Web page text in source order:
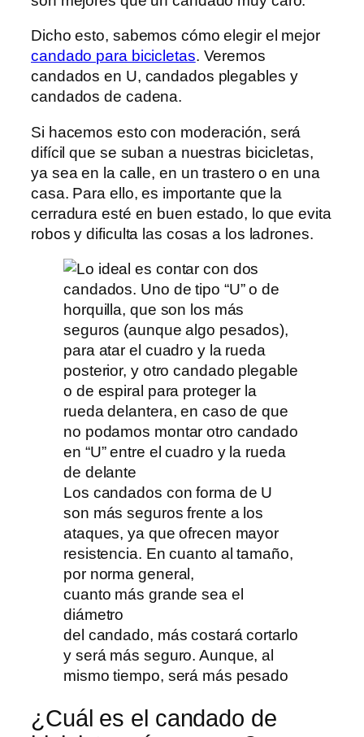
Dicho esto, sabemos cómo elegir el mejor
candado para bicicletas. Veremos
candados en U, candados plegables y
candados de cadena.
Si hacemos esto con moderación, será
difícil que se suban a nuestras bicicletas,
ya sea en la calle, en un trastero o en una
casa. Para ello, es importante que la
cerradura esté en buen estado, lo que evita
robos y dificulta las cosas a los ladrones.
Los candados con forma de U
son más seguros frente a los
ataques, ya que ofrecen mayor
resistencia. En cuanto al tamaño,
por norma general,
cuanto más grande sea el
diámetro
del candado, más costará cortarlo
y será más seguro. Aunque, al
mismo tiempo, será más pesado
¿Cuál es el candado de